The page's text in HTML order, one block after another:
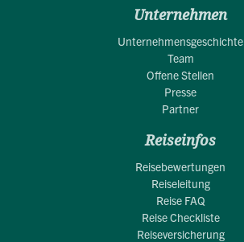
Unternehmen
Unternehmensgeschichte
Team
Offene Stellen
Presse
Partner
Reiseinfos
Reisebewertungen
Reiseleitung
Reise FAQ
Reise Checkliste
Reiseversicherung